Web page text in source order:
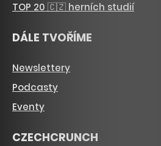
TOP 20 🇨🇿 herních studií
DÁLE TVOŘÍME
Newslettery
Podcasty
Eventy
CZECHCRUNCH